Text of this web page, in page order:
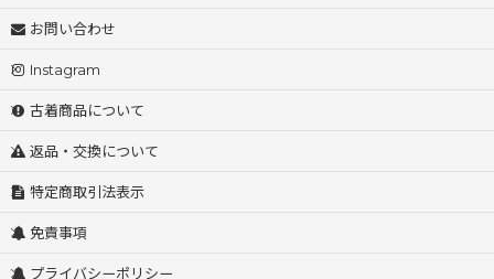
お問い合わせ
Instagram
古着商品について
返品・交換について
特定商取引法表示
免責事項
プライバシーポリシー